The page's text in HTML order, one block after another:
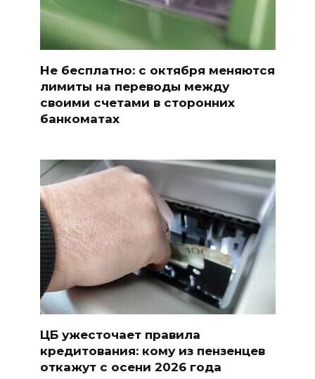
Не бесплатно: с октября меняются
лимиты на переводы между
своими счетами в сторонних
банкоматах
ЦБ ужесточает правила
кредитования: кому из пензенцев
откажут с осени 2026 года